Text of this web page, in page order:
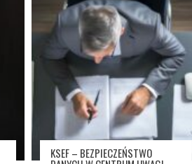
KSEF – BEZPIECZEŃSTWO